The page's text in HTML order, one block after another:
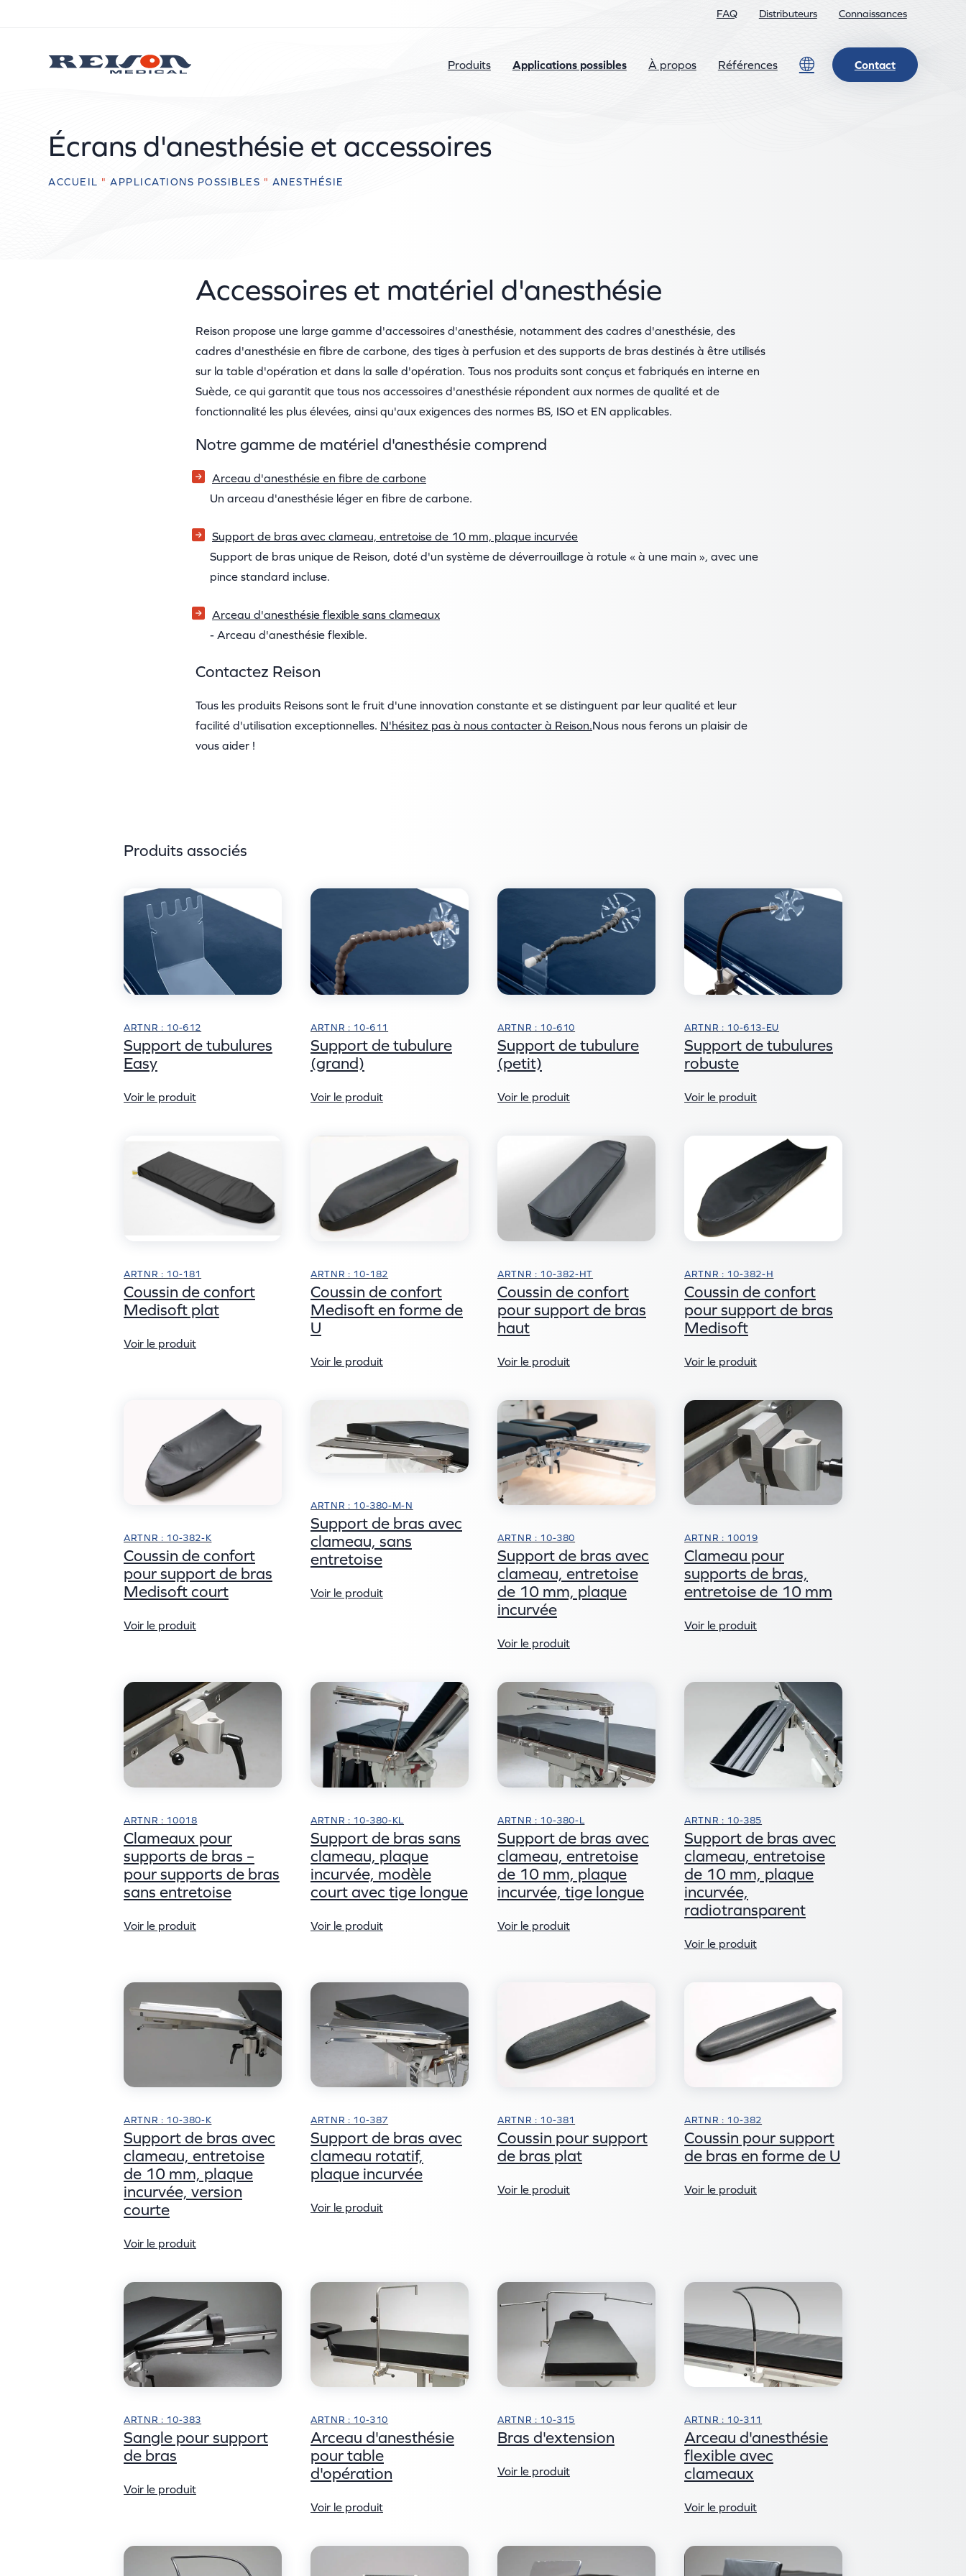
FAQ Distributeurs Connaissances
Produits Applications possibles À propos Références Lang Contact
Écrans d'anesthésie et accessoires
ACCUEIL "APPLICATIONS POSSIBLES " ANESTHÉSIE
Accessoires et matériel d'anesthésie
Reison propose une large gamme d'accessoires d'anesthésie, notamment des cadres d'anesthésie, des
cadres d'anesthésie en fibre de carbone, des tiges à perfusion et des supports de bras destinés à être utilisés
sur la table d'opération et dans la salle d'opération. Tous nos produits sont conçus et fabriqués en interne en
Suède, ce qui garantit que tous nos accessoires d'anesthésie répondent aux normes de qualité et de
fonctionnalité les plus élevées, ainsi qu'aux exigences des normes BS, ISO et EN applicables.
Notre gamme de matériel d'anesthésie comprend
Arceau d'anesthésie en fibre de carbone
Un arceau d'anesthésie léger en fibre de carbone.
Support de bras avec clameau, entretoise de 10 mm, plaque incurvée
Support de bras unique de Reison, doté d'un système de déverrouillage à rotule « à une main », avec une
pince standard incluse.
Arceau d'anesthésie flexible sans clameaux
- Arceau d'anesthésie flexible.
Contactez Reison
Tous les produits Reisons sont le fruit d'une innovation constante et se distinguent par leur qualité et leur
facilité d'utilisation exceptionnelles. N'hésitez pas à nous contacter à Reison.Nous nous ferons un plaisir de
vous aider !
Produits associés
ARTNR : 10-612
Support de tubulures
Easy
Voir le produit
ARTNR : 10-611
Support de tubulure
(grand)
Voir le produit
ARTNR : 10-610
Support de tubulure
(petit)
Voir le produit
ARTNR : 10-613-EU
Support de tubulures
robuste
Voir le produit
ARTNR : 10-181
Coussin de confort
Medisoft plat
Voir le produit
ARTNR : 10-182
Coussin de confort
Medisoft en forme de
U
Voir le produit
ARTNR : 10-382-HT
Coussin de confort
pour support de bras
haut
Voir le produit
ARTNR : 10-382-H
Coussin de confort
pour support de bras
Medisoft
Voir le produit
ARTNR : 10-382-K
Coussin de confort
pour support de bras
Medisoft court
Voir le produit
ARTNR : 10-380-M-N
Support de bras avec
clameau, sans
entretoise
Voir le produit
ARTNR : 10-380
Support de bras avec
clameau, entretoise
de 10 mm, plaque
incurvée
Voir le produit
ARTNR : 10019
Clameau pour
supports de bras,
entretoise de 10 mm
Voir le produit
ARTNR : 10018
Clameaux pour
supports de bras –
pour supports de bras
sans entretoise
Voir le produit
ARTNR : 10-380-KL
Support de bras sans
clameau, plaque
incurvée, modèle
court avec tige longue
Voir le produit
ARTNR : 10-380-L
Support de bras avec
clameau, entretoise
de 10 mm, plaque
incurvée, tige longue
Voir le produit
ARTNR : 10-385
Support de bras avec
clameau, entretoise
de 10 mm, plaque
incurvée,
radiotransparent
Voir le produit
ARTNR : 10-380-K
Support de bras avec
clameau, entretoise
de 10 mm, plaque
incurvée, version
courte
Voir le produit
ARTNR : 10-387
Support de bras avec
clameau rotatif,
plaque incurvée
Voir le produit
ARTNR : 10-381
Coussin pour support
de bras plat
Voir le produit
ARTNR : 10-382
Coussin pour support
de bras en forme de U
Voir le produit
ARTNR : 10-383
Sangle pour support
de bras
Voir le produit
ARTNR : 10-310
Arceau d'anesthésie
pour table
d'opération
Voir le produit
ARTNR : 10-315
Bras d'extension
Voir le produit
ARTNR : 10-311
Arceau d'anesthésie
flexible avec
clameaux
Voir le produit